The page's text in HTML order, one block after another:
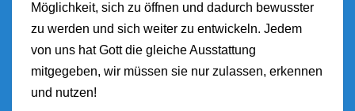
Möglichkeit, sich zu öffnen und dadurch bewusster
zu werden und sich weiter zu entwickeln. Jedem
von uns hat Gott die gleiche Ausstattung
mitgegeben, wir müssen sie nur zulassen, erkennen
und nutzen!